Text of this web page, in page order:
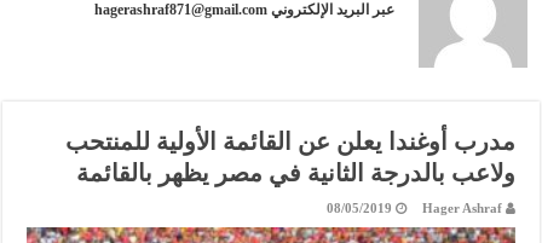
عبر البريد الإلكترونيhagerashraf871@gmail.com
مدرب أوغندا يعلن عن القائمة الأولية للمنتحب
ولاعب بالدرجة الثانية في مصر يظهر بالقائمة
Hager Ashraf
08/05/2019